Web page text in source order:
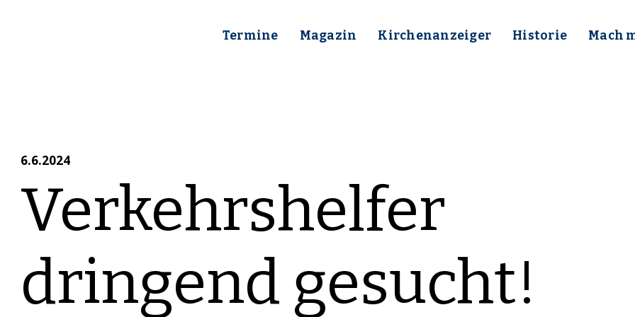
Termine Magazin Kirchenanzeiger Historie Mach
6.6.2024
Verkehrshelfer
dringend gesucht!